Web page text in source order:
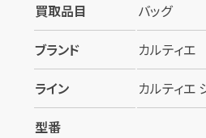
買取品目
バッグ
ブランド
カルティエ
ライン
カルティエ
型番